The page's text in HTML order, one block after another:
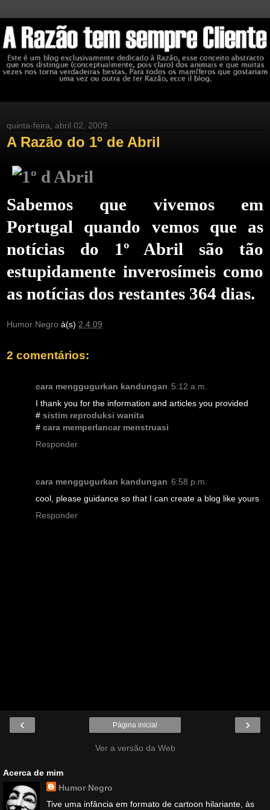
quinta-feira, abril 02, 2009
A Razão do 1º de Abril
Sabemos que vivemos em
Portugal quando vemos que as
notícias do 1º Abril são tão
estupidamente inverosímeis como
as notícias dos restantes 364 dias.
Humor Negro à(s) 2.4.09
2 comentários:
cara menggugurkan kandungan 5:12 a.m.
I thank you for the information and articles you provided
# sistim reproduksi wanita
# cara memperlancar menstruasi
Responder
cara menggugurkan kandungan 6:58 p.m.
cool, please guidance so that I can create a blog like yours
Responder
‹ ›
Página inicial
Ver a versão da Web
Acerca de mim
Humor Negro
Tive uma infância em formato de cartoon hilariante, às